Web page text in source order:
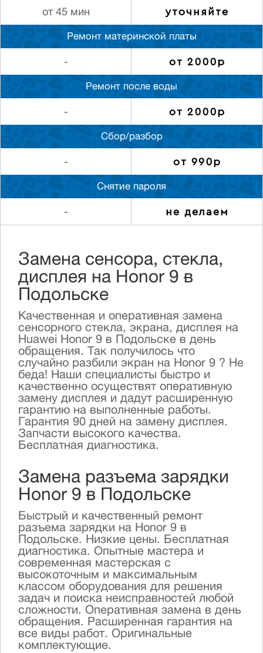
от 45 мин уточняйте
Ремонт материнской платы
- от 2000р
Ремонт после воды
- от 2000р
Сбор/разбор
- от 990р
Снятие пароля
- не делаем
Замена сенсора, стекла,
дисплея на Honor 9 в
Подольске
Качественная и оперативная замена
сенсорного стекла, экрана, дисплея на
Huawei Honor 9 в Подольске в день
обращения. Так получилось что
случайно разбили экран на Honor 9 ? Не
беда! Наши специалисты быстро и
качественно осуществят оперативную
замену дисплея и дадут расширенную
гарантию на выполненные работы.
Гарантия 90 дней на замену дисплея.
Запчасти высокого качества.
Бесплатная диагностика.
Замена разъема зарядки
Honor 9 в Подольске
Быстрый и качественный ремонт
разъема зарядки на Honor 9 в
Подольске. Низкие цены. Бесплатная
диагностика. Опытные мастера и
современная мастерская с
высокоточным и максимальным
классом оборудования для решения
задач и поиска неисправностей любой
сложности. Оперативная замена в день
обращения. Расширенная гарантия на
все виды работ. Оригинальные
комплектующие.